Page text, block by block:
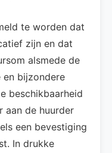
te worden dat
zijn en dat
alsmede de
en bijzondere
beschikbaarheid
aan de huurder
een bevestiging
In drukke